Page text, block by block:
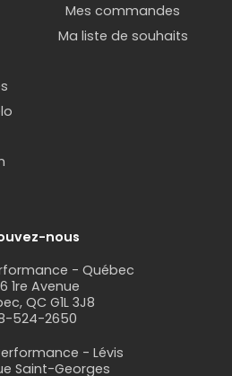
Mes commandes
Ma liste de souhaits
nous
- Québec
1re Avenue
QC G1L 3J8
524-2650
- Lévis
Saint-Georges